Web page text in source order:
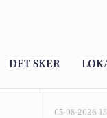
DET SKER
05-08-2026